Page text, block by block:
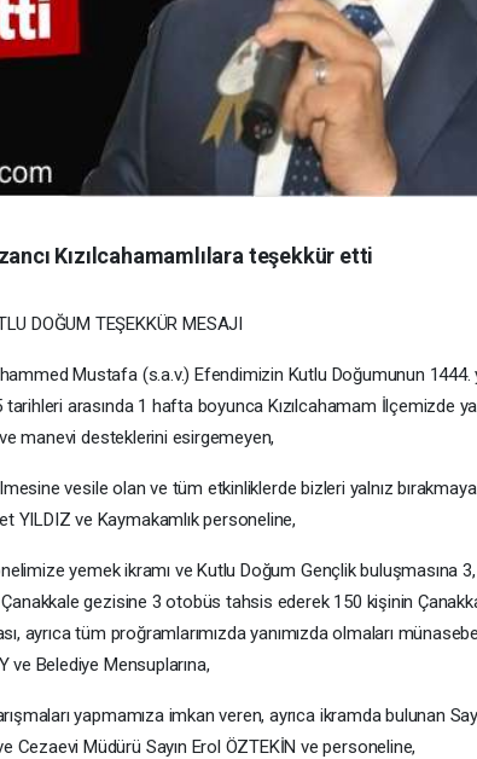
Kızılcahamamlılara teşekkür etti
DOĞUM TEŞEKKÜR MESAJI
Mustafa (s.a.v.) Efendimizin Kutlu Doğumunun 1444.
arasında 1 hafta boyunca Kızılcahamam İlçemizde
manevi desteklerini esirgemeyen,
vesile olan ve tüm etkinliklerde bizleri yalnız
YILDIZ ve Kaymakamlık personeline,
yemek ikramı ve Kutlu Doğum Gençlik buluşmasına
gezisine 3 otobüs tahsis ederek 150 kişinin
ayrıca tüm proğramlarımızda yanımızda olmaları
ve Belediye Mensuplarına,
yapmamıza imkan veren, ayrıca ikramda bulunan
Cezaevi Müdürü Sayın Erol ÖZTEKİN ve personeline,